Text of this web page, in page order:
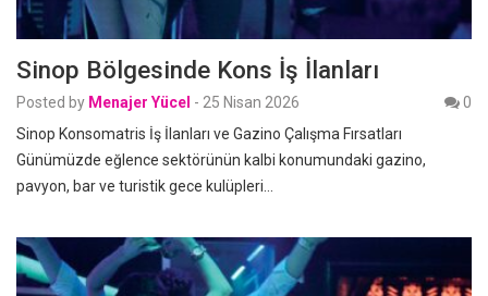
Sinop Bölgesinde Kons İş İlanları
Posted by Menajer Yücel - 25 Nisan 2026
0
Sinop Konsomatris İş İlanları ve Gazino Çalışma Fırsatları
Günümüzde eğlence sektörünün kalbi konumundaki gazino,
pavyon, bar ve turistik gece kulüpleri…